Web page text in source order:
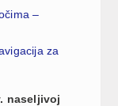
–
za
naseljivoj